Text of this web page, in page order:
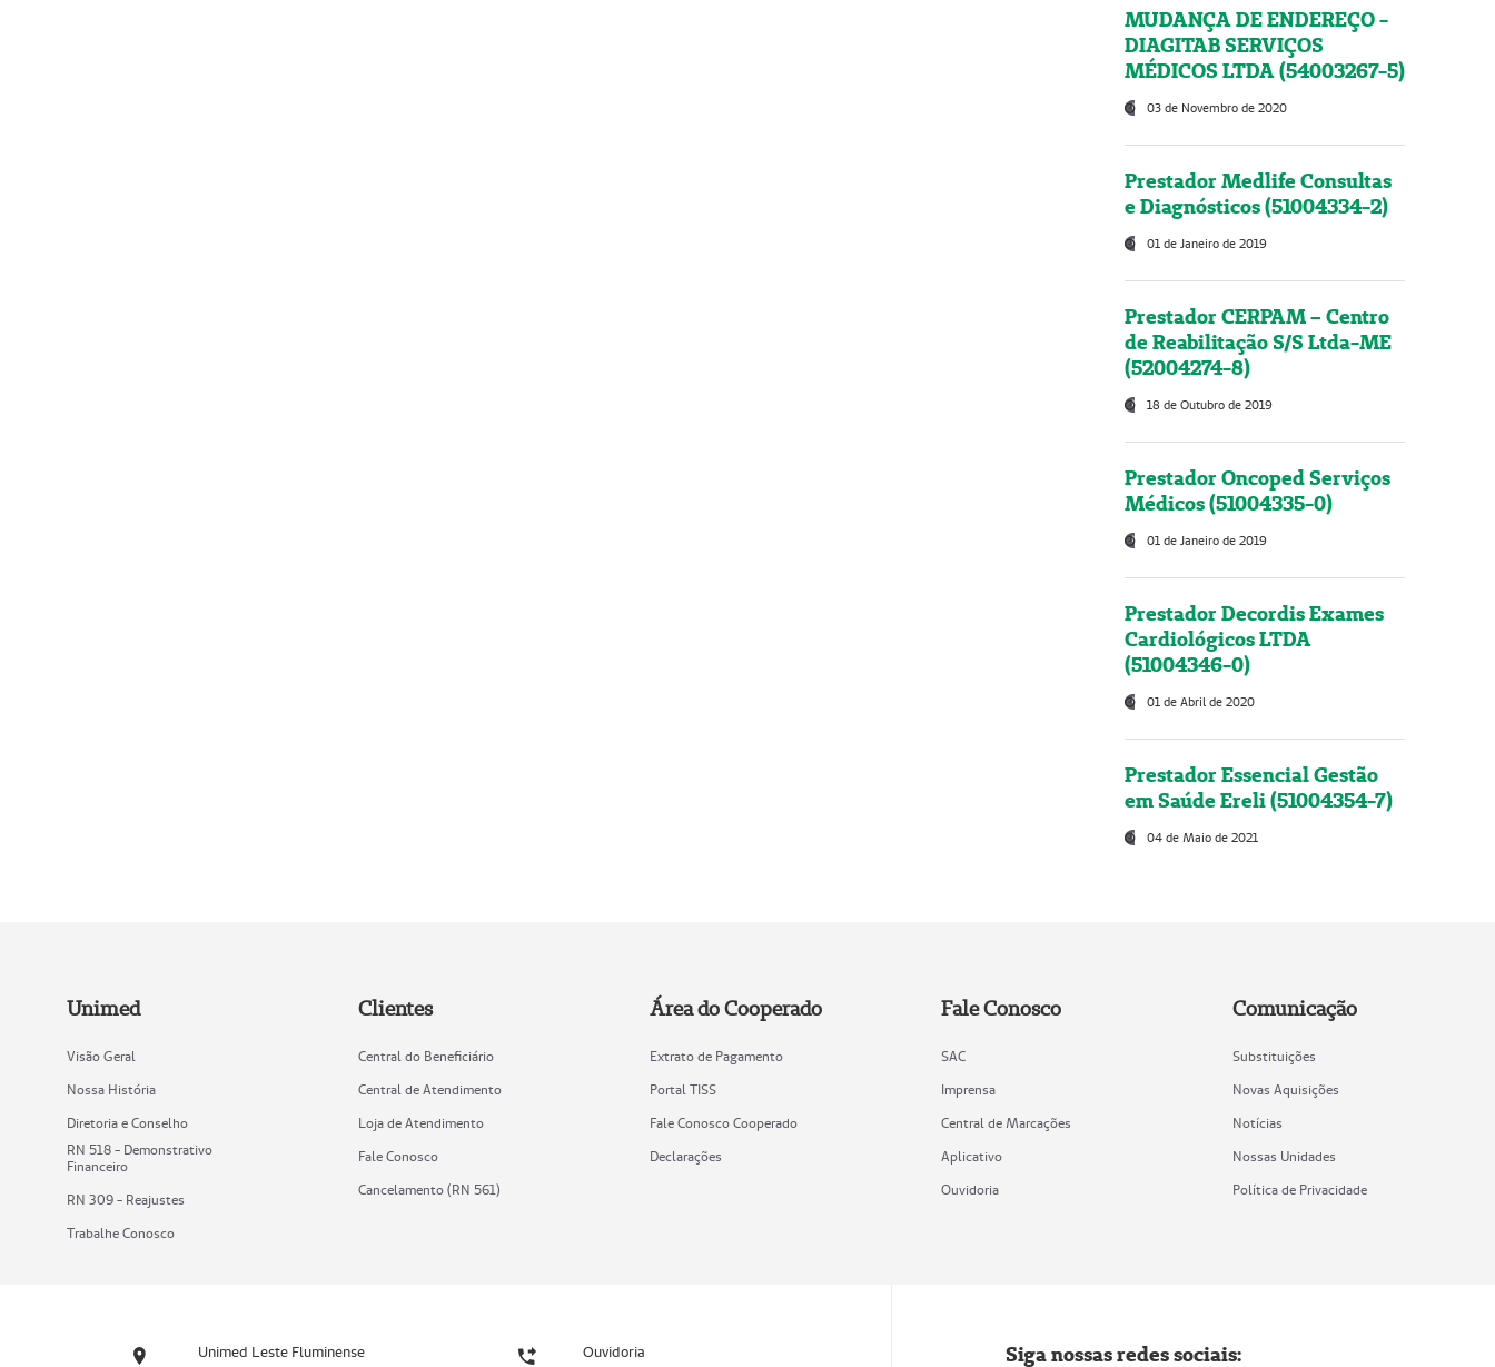
MUDANÇA DE ENDEREÇO -
DIAGITAB SERVIÇOS
MÉDICOS LTDA (54003267-5)
03 de Novembro de 2020
Prestador Medlife Consultas
e Diagnósticos (51004334-2)
01 de Janeiro de 2019
Prestador CERPAM – Centro
de Reabilitação S/S Ltda-ME
(52004274-8)
18 de Outubro de 2019
Prestador Oncoped Serviços
Médicos (51004335-0)
01 de Janeiro de 2019
Prestador Decordis Exames
Cardiológicos LTDA
(51004346-0)
01 de Abril de 2020
Prestador Essencial Gestão
em Saúde Ereli (51004354-7)
04 de Maio de 2021
Unimed
Visão Geral
Nossa História
Diretoria e Conselho
RN 518 - Demonstrativo
Financeiro
RN 309 - Reajustes
Trabalhe Conosco
Clientes
Central do Beneficiário
Central de Atendimento
Loja de Atendimento
Fale Conosco
Cancelamento (RN 561)
Área do Cooperado
Extrato de Pagamento
Portal TISS
Fale Conosco Cooperado
Declarações
Fale Conosco
SAC
Imprensa
Central de Marcações
Aplicativo
Ouvidoria
Comunicação
Substituições
Novas Aquisições
Notícias
Nossas Unidades
Política de Privacidade
Unimed Leste Fluminense Ouvidoria Siga nossas redes sociais: